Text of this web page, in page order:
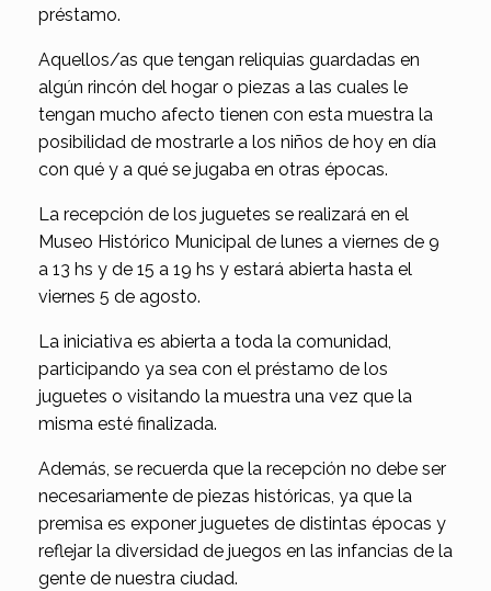
préstamo.
Aquellos/as que tengan reliquias guardadas en
algún rincón del hogar o piezas a las cuales le
tengan mucho afecto tienen con esta muestra la
posibilidad de mostrarle a los niños de hoy en día
con qué y a qué se jugaba en otras épocas.
La recepción de los juguetes se realizará en el
Museo Histórico Municipal de lunes a viernes de 9
a 13 hs y de 15 a 19 hs y estará abierta hasta el
viernes 5 de agosto.
La iniciativa es abierta a toda la comunidad,
participando ya sea con el préstamo de los
juguetes o visitando la muestra una vez que la
misma esté finalizada.
Además, se recuerda que la recepción no debe ser
necesariamente de piezas históricas, ya que la
premisa es exponer juguetes de distintas épocas y
reflejar la diversidad de juegos en las infancias de la
gente de nuestra ciudad.